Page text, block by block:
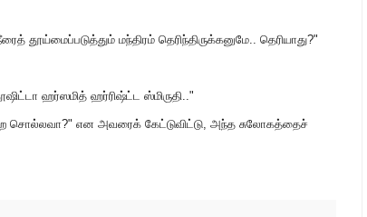
தூய்மைப்படுத்தும் மந்திரம் தெரிந்திருக்கனுமே.. தெரியாது?"
ஹர்ஸமித் ஹர்ரிஷ்ட்ட ஸ்மிருதி.."
சொல்லவா?" என அவரைக் கேட்டுவிட்டு, அந்த சுலோகத்தைச்